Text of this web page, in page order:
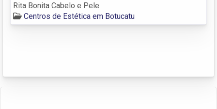
Rita Bonita Cabelo e Pele
Centros de Estética em Botucatu